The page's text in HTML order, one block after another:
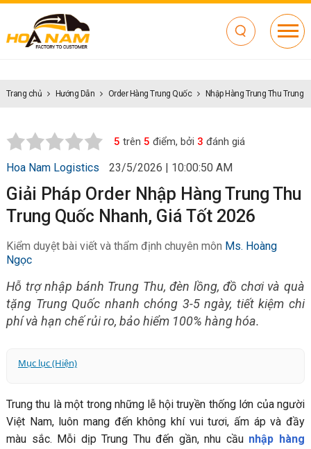
Trang chủ Hướng Dẫn Order Hàng Trung Quốc Nhập Hàng Trung Thu Trung
5 trên 5 điểm, bởi 3 đánh giá
Hoa Nam Logistics 23/5/2026 | 10:00:50 AM
Giải Pháp Order Nhập Hàng Trung Thu
Trung Quốc Nhanh, Giá Tốt 2026
Kiểm duyệt bài viết và thẩm định chuyên môn Ms. Hoàng
Ngọc
Hỗ trợ nhập bánh Trung Thu, đèn lồng, đồ chơi và quà
tặng Trung Quốc nhanh chóng 3-5 ngày, tiết kiệm chi
phí và hạn chế rủi ro, bảo hiểm 100% hàng hóa.
Mục lục (Hiện)
Hiện Nay
Vì Sao Nhiều Shop Lựa Chọn Nhập Hàng Trung Thu Trung
Quốc?
Trung thu là một trong những lễ hội truyền thống lớn của người
Việt Nam, luôn mang đến không khí vui tươi, ấm áp và đầy
màu sắc. Mỗi dịp Trung Thu đến gần, nhu cầu nhập hàng